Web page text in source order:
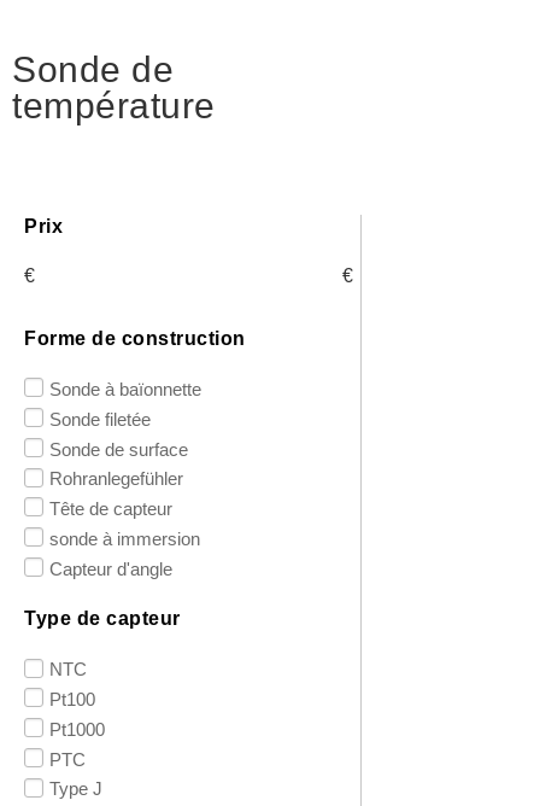
Sonde de
température
Prix
€ €
Forme de construction
Sonde à baïonnette
Sonde filetée
Sonde de surface
Rohranlegefühler
Tête de capteur
sonde à immersion
Capteur d'angle
Type de capteur
NTC
Pt100
Pt1000
PTC
Type J